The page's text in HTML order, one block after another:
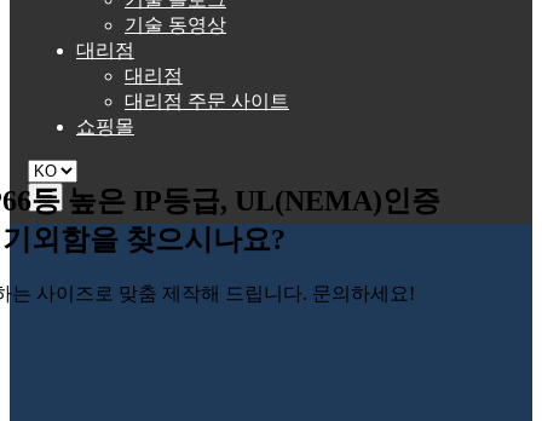
기술 동영상
대리점
대리점
대리점 주문 사이트
쇼핑몰
☰
등 높은 IP등급, UL(NEMA)인증
외함을 찾으시나요?
는 사이즈로 맞춤 제작해 드립니다. 문의하세요!